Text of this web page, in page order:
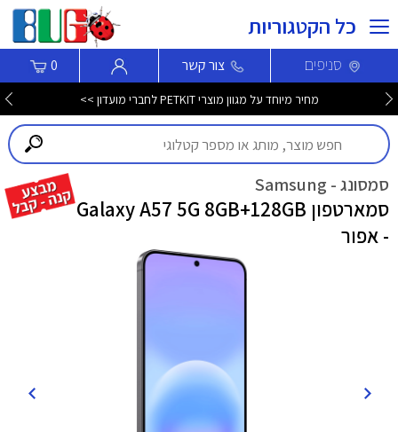
כל הקטגוריות
סניפים צור קשר 0
מחיר מיוחד על מגוון מוצרי PETKIT לחברי מועדון >>
סמסונג - Samsung
סמארטפון Galaxy A57 5G 8GB+128GB
- אפור